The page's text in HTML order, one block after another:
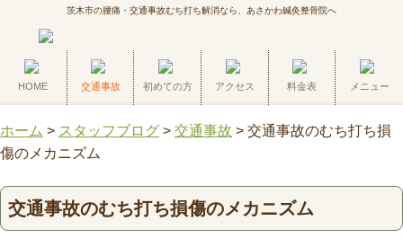
茨木市の腰痛・交通事故むち打ち解消なら、あさかわ鍼灸整骨院へ
HOME 交通事故 初めての方 アクセス 料金表 メニュー
ホーム > スタッフブログ > 交通事故 > 交通事故のむち打ち損
傷のメカニズム
交通事故のむち打ち損傷のメカニズム